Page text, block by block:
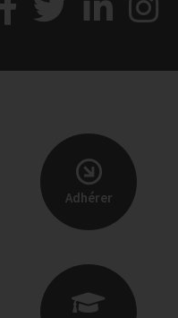
Adhérer